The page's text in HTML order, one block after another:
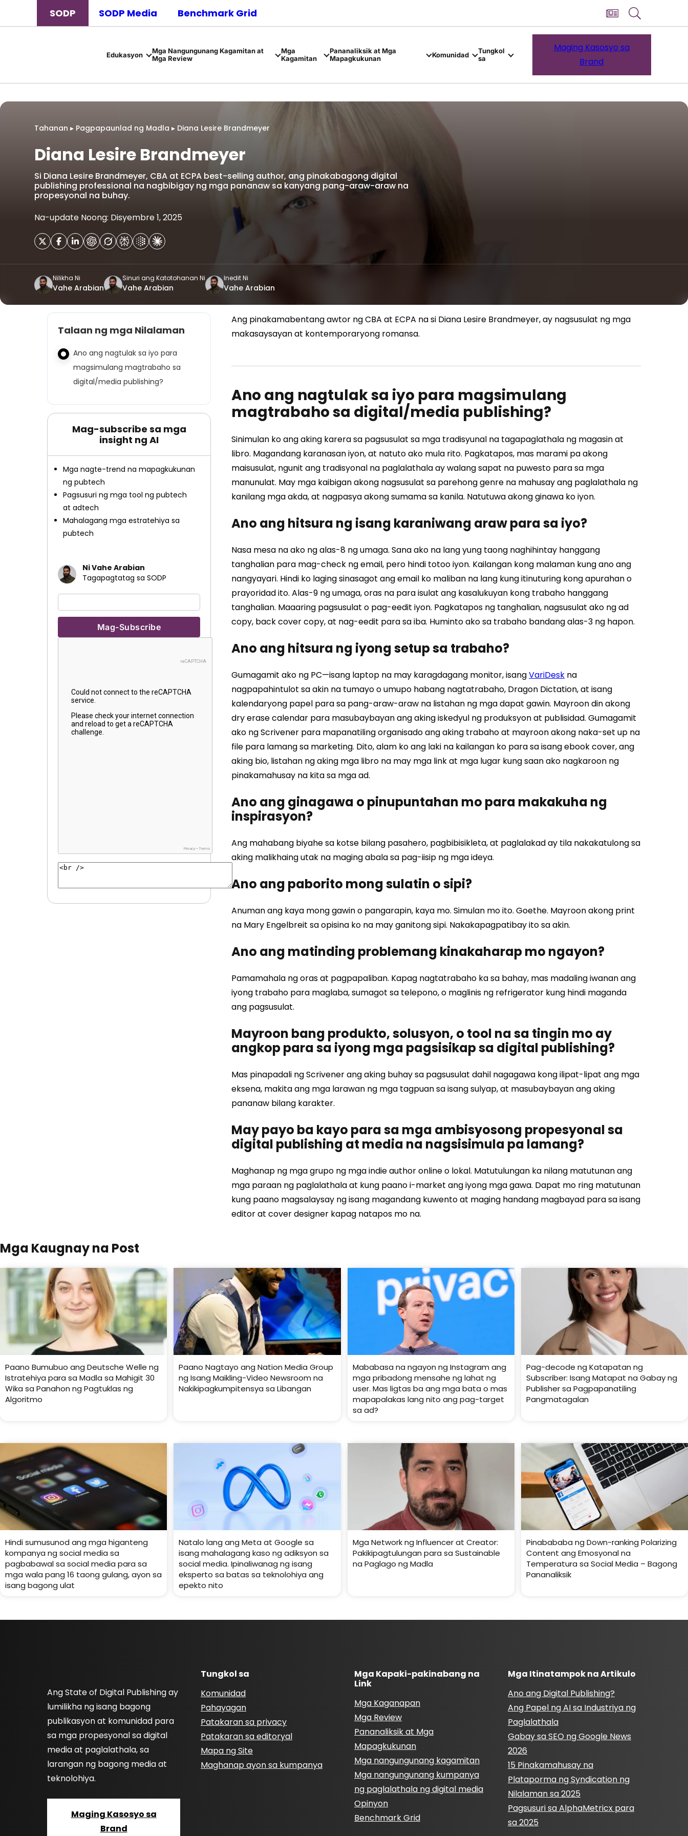
SODP SODP Media Benchmark Grid
Edukasyon
Mga Nangungunang Kagamitan at
Mga Review
Mga
Kagamitan
Pananaliksik at Mga
Mapagkukunan
Komunidad
Tungkol
sa
Maging Kasosyo sa
Brand
Tahanan ▸ Pagpapaunlad ng Madla ▸ Diana Lesire Brandmeyer
Diana Lesire Brandmeyer
Si Diana Lesire Brandmeyer, CBA at ECPA best-selling author, ang pinakabagong digital
publishing professional na nagbibigay ng mga pananaw sa kanyang pang-araw-araw na
propesyonal na buhay.
Na-update Noong: Disyembre 1, 2025
Nilikha Ni
Vahe Arabian
Sinuri ang Katotohanan Ni
Vahe Arabian
Inedit Ni
Vahe Arabian
Talaan ng mga Nilalaman
Ano ang nagtulak sa iyo para
magsimulang magtrabaho sa
digital/media publishing?
Mag-subscribe sa mga
insight ng AI
Mga nagte-trend na mapagkukunan
ng pubtech
Pagsusuri ng mga tool ng pubtech
at adtech
Mahalagang mga estratehiya sa
pubtech
Ni Vahe Arabian
Tagapagtatag sa SODP
Ang pinakamabentang awtor ng CBA at ECPA na si Diana Lesire Brandmeyer, ay nagsusulat ng mga
makasaysayan at kontemporaryong romansa.
Ano ang nagtulak sa iyo para magsimulang
magtrabaho sa digital/media publishing?
Sinimulan ko ang aking karera sa pagsusulat sa mga tradisyunal na tagapaglathala ng magasin at
libro. Magandang karanasan iyon, at natuto ako mula rito. Pagkatapos, mas marami pa akong
maisusulat, ngunit ang tradisyonal na paglalathala ay walang sapat na puwesto para sa mga
manunulat. May mga kaibigan akong nagsusulat sa parehong genre na mahusay ang paglalathala ng
kanilang mga akda, at nagpasya akong sumama sa kanila. Natutuwa akong ginawa ko iyon.
Ano ang hitsura ng isang karaniwang araw para sa iyo?
Nasa mesa na ako ng alas-8 ng umaga. Sana ako na lang yung taong naghihintay hanggang
tanghalian para mag-check ng email, pero hindi totoo iyon. Kailangan kong malaman kung ano ang
nangyayari. Hindi ko laging sinasagot ang email ko maliban na lang kung itinuturing kong apurahan o
prayoridad ito. Alas-9 ng umaga, oras na para isulat ang kasalukuyan kong trabaho hanggang
tanghalian. Maaaring pagsusulat o pag-eedit iyon. Pagkatapos ng tanghalian, nagsusulat ako ng ad
copy, back cover copy, at nag-eedit para sa iba. Huminto ako sa trabaho bandang alas-3 ng hapon.
Ano ang hitsura ng iyong setup sa trabaho?
Gumagamit ako ng PC—isang laptop na may karagdagang monitor, isangVariDesk na
nagpapahintulot sa akin na tumayo o umupo habang nagtatrabaho, Dragon Dictation, at isang
kalendaryong papel para sa pang-araw-araw na listahan ng mga dapat gawin. Mayroon din akong
dry erase calendar para masubaybayan ang aking iskedyul ng produksyon at publisidad. Gumagamit
ako ng Scrivener para mapanatiling organisado ang aking trabaho at mayroon akong naka-set up na
file para lamang sa marketing. Dito, alam ko ang laki na kailangan ko para sa isang ebook cover, ang
aking bio, listahan ng aking mga libro na may mga link at mga lugar kung saan ako nagkaroon ng
pinakamahusay na kita sa mga ad.
Ano ang ginagawa o pinupuntahan mo para makakuha ng
inspirasyon?
Ang mahabang biyahe sa kotse bilang pasahero, pagbibisikleta, at paglalakad ay tila nakakatulong sa
aking malikhaing utak na maging abala sa pag-iisip ng mga ideya.
Ano ang paborito mong sulatin o sipi?
Anuman ang kaya mong gawin o pangarapin, kaya mo. Simulan mo ito. Goethe. Mayroon akong print
na Mary Engelbreit sa opisina ko na may ganitong sipi. Nakakapagpatibay ito sa akin.
Ano ang matinding problemang kinakaharap mo ngayon?
Pamamahala ng oras at pagpapaliban. Kapag nagtatrabaho ka sa bahay, mas madaling iwanan ang
iyong trabaho para maglaba, sumagot sa telepono, o maglinis ng refrigerator kung hindi maganda
ang pagsusulat.
Mayroon bang produkto, solusyon, o tool na sa tingin mo ay
angkop para sa iyong mga pagsisikap sa digital publishing?
Mas pinapadali ng Scrivener ang aking buhay sa pagsusulat dahil nagagawa kong ilipat-lipat ang mga
eksena, makita ang mga larawan ng mga tagpuan sa isang sulyap, at masubaybayan ang aking
pananaw bilang karakter.
May payo ba kayo para sa mga ambisyosong propesyonal sa
digital publishing at media na nagsisimula pa lamang?
Maghanap ng mga grupo ng mga indie author online o lokal. Matutulungan ka nilang matutunan ang
mga paraan ng paglalathala at kung paano i-market ang iyong mga gawa. Dapat mo ring matutunan
kung paano magsalaysay ng isang magandang kuwento at maging handang magbayad para sa isang
editor at cover designer kapag natapos mo na.
Mga Kaugnay na Post
Paano Bumubuo ang Deutsche Welle ng
Istratehiya para sa Madla sa Mahigit 30
Wika sa Panahon ng Pagtuklas ng
Algoritmo
Paano Nagtayo ang Nation Media Group
ng Isang Maikling-Video Newsroom na
Nakikipagkumpitensya sa Libangan
Mababasa na ngayon ng Instagram ang
mga pribadong mensahe ng lahat ng
user. Mas ligtas ba ang mga bata o mas
mapapalakas lang nito ang pag-target
sa ad?
Pag-decode ng Katapatan ng
Subscriber: Isang Matapat na Gabay ng
Publisher sa Pagpapanatiling
Pangmatagalan
Hindi sumusunod ang mga higanteng
kompanya ng social media sa
pagbabawal sa social media para sa
mga wala pang 16 taong gulang, ayon sa
isang bagong ulat
Natalo lang ang Meta at Google sa
isang mahalagang kaso ng adiksyon sa
social media. Ipinaliwanag ng isang
eksperto sa batas sa teknolohiya ang
epekto nito
Mga Network ng Influencer at Creator:
Pakikipagtulungan para sa Sustainable
na Paglago ng Madla
Pinabababa ng Down-ranking Polarizing
Content ang Emosyonal na
Temperatura sa Social Media – Bagong
Pananaliksik
Ang State of Digital Publishing ay
lumilikha ng isang bagong
publikasyon at komunidad para
sa mga propesyonal sa digital
media at paglalathala, sa
larangan ng bagong media at
teknolohiya.
Maging Kasosyo sa
Brand
Tungkol sa
Komunidad
Pahayagan
Patakaran sa privacy
Patakaran sa editoryal
Mapa ng Site
Maghanap ayon sa kumpanya
Mga Kapaki-pakinabang na
Link
Mga Kaganapan
Mga Review
Pananaliksik at Mga
Mapagkukunan
Mga nangungunang kagamitan
Mga nangungunang kumpanya
ng paglalathala ng digital media
Opinyon
Benchmark Grid
Mga Itinatampok na Artikulo
Ano ang Digital Publishing?
Ang Papel ng AI sa Industriya ng
Paglalathala
Gabay sa SEO ng Google News
2026
15 Pinakamahusay na
Plataporma ng Syndication ng
Nilalaman sa 2025
Pagsusuri sa AlphaMetricx para
sa 2025